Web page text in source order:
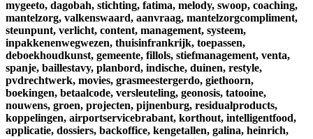
mygeeto, dagobah, stichting, fatima, melody, swoop, coaching,
mantelzorg, valkenswaard, aanvraag, mantelzorgcompliment,
steunpunt, verlicht, content, management, systeem,
inpakkenenwegwezen, thuisinfrankrijk, toepassen,
deboekhoudkunst, gemeente, fillols, stiefmanagement, venta,
spanje, baillestavy, planbord, indische, duinen, restyle,
pvdrechtwerk, movies, grasmeestergerdo, giethoorn,
boekingen, betaalcode, versleuteling, geonosis, tatooine,
nouwens, groen, projecten, pijnenburg, residualproducts,
koppelingen, airportservicebrabant, korthout, intelligentfood,
applicatie, dossiers, backoffice, kengetallen, galina, heinrich,